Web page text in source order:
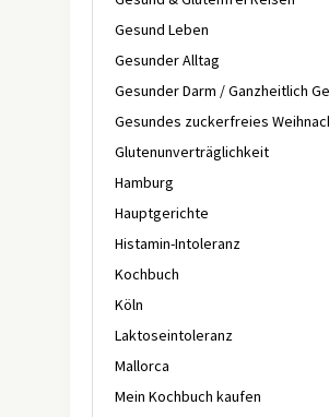
Gesund Leben
Gesunder Alltag
Gesunder Darm / Ganzheitlich
Gesundes zuckerfreies
Glutenunverträglichkeit
Hamburg
Hauptgerichte
Histamin-Intoleranz
Kochbuch
Köln
Laktoseintoleranz
Mallorca
Mein Kochbuch kaufen